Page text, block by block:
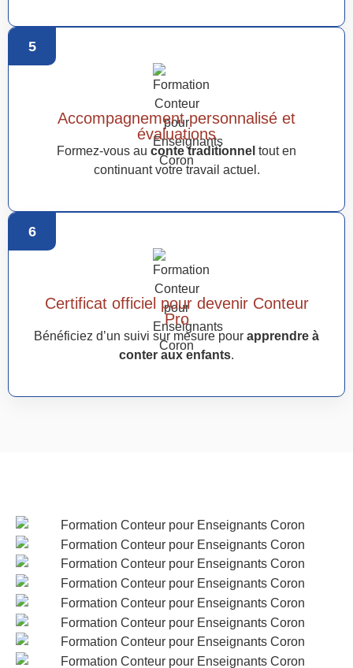
5
Accompagnement personnalisé et
évaluations
Formez-vous au conte traditionnel tout en
continuant votre travail actuel.
6
Certificat officiel pour devenir Conteur
Pro
Bénéficiez d’un suivi sur mesure pour apprendre à
conter aux enfants.